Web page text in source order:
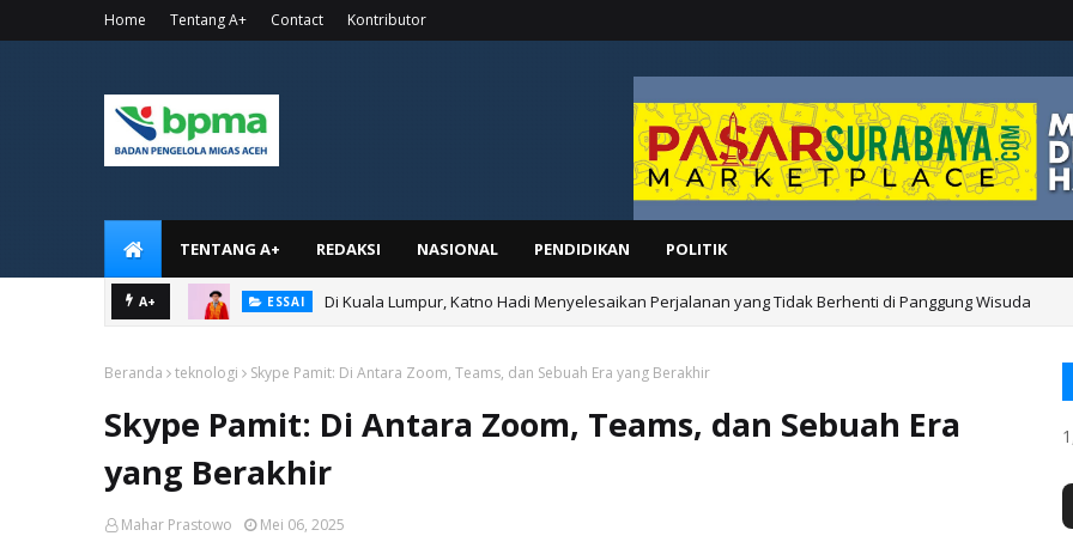
Home Tentang A+ Contact Kontributor
TENTANG A+ REDAKSI NASIONAL PENDIDIKAN POLITIK
A+ ESSAI Di Kuala Lumpur, Katno Hadi Menyelesaikan Perjalanan yang Tidak Berhenti di Panggung Wisuda
Beranda teknologi Skype Pamit: Di Antara Zoom, Teams, dan Sebuah Era yang Berakhir
Skype Pamit: Di Antara Zoom, Teams, dan Sebuah Era
yang Berakhir
Mahar Prastowo Mei 06, 2025